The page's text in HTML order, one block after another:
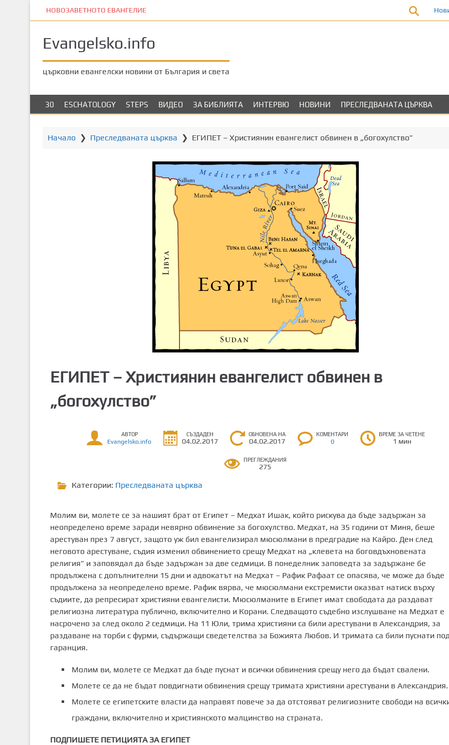
к
НОВОЗАВЕТНОТО ЕВАНГЕЛИЕ
Evangelsko.info
църковни евангелски новини от България и света
30 ESCHATOLOGY STEPS ВИДЕО ЗА БИБЛИЯТА ИНТЕРВЮ НОВИНИ ПРЕСЛЕДВАНАТА ЦЪРКВА
Начало ❯ Преследваната църква ❯ ЕГИПЕТ – Християнин евангелист обвинен в „богохулство”
ЕГИПЕТ – Християнин евангелист обвинен в
„богохулство”
АВТОР
Evangelsko.info
СЪЗДАДЕН
04.02.2017
ОБНОВЕНА НА
04.02.2017
КОМЕНТАРИ
0
ВРЕМЕ ЗА ЧЕТЕНЕ
1 мин
ПРЕГЛЕЖДАНИЯ
275
Категории: Преследваната църква
Молим ви, молете се за нашият брат от Египет – Медхат Ишак, който рискува да бъде задържан за
неопределено време заради невярно обвинение за богохулство. Медхат, на 35 години от Миня, беше
арестуван през 7 август, защото уж бил евангелизирал мюсюлмани в предградие на Кайро. Ден след
неговото арестуване, съдия изменил обвинението срещу Медхат на „клевета на боговдъхновената
религия” и заповядал да бъде задържан за две седмици. В понеделник заповедта за задържане бе
продължена с допълнителни 15 дни и адвокатът на Медхат – Рафик Рафаат се опасява, че може да бъде
продължена за неопределено време. Рафик вярва, че мюсюлмани екстремисти оказват натиск върху
съдиите, да репресират християни евангелисти. Мюсюлманите в Египет имат свободата да раздават
религиозна литература публично, включително и Корани. Следващото съдебно изслушване на Медхат е
насрочено за след около 2 седмици. На 11 Юли, трима християни са били арестувани в Александрия, за
раздаване на торби с фурми, съдържащи сведетелства за Божията Любов. И тримата са били пуснати
гаранция.
Молим ви, молете се Медхат да бъде пуснат и всички обвинения срещу него да бъдат свалени.
Молете се да не бъдат повдигнати обвинения срещу тримата християни арестувани в Александрия.
Молете се египетските власти да направят повече за да отстояват религиозните свободи на
граждани, включително и християнското малцинство на страната.
ПОДПИШЕТЕ ПЕТИЦИЯТА ЗА ЕГИПЕТ